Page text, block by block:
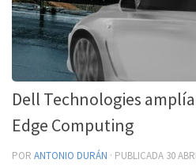
Dell Technologies
Edge Computing
POR ANTONIO DURÁN · PUBLICADA 30